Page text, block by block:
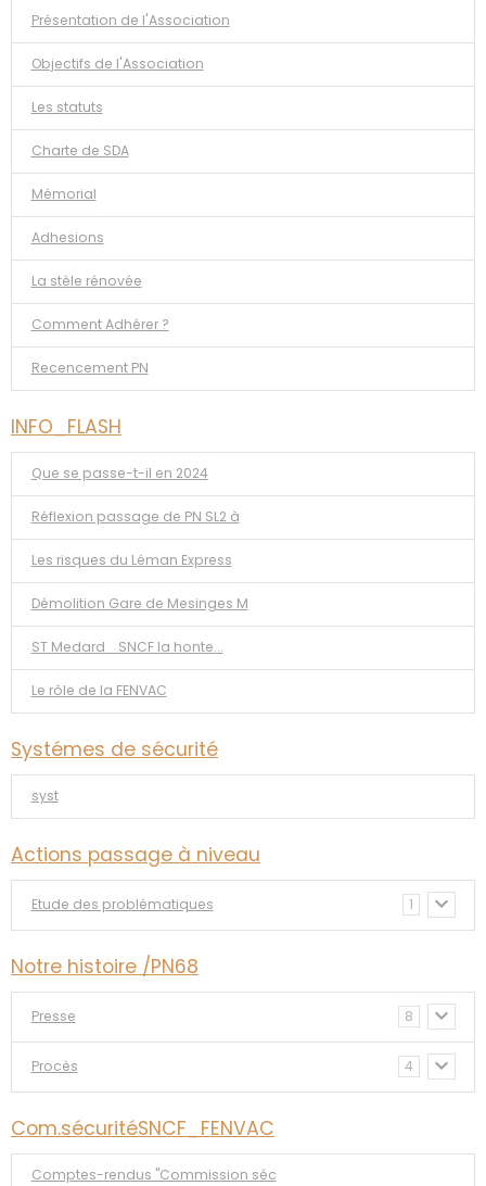
Présentation de l'Association
Objectifs de l'Association
Les statuts
Charte de SDA
Mémorial
Adhesions
La stèle rénovée
Comment Adhérer ?
Recencement PN
INFO_FLASH
Que se passe-t-il en 2024
Réflexion passage de PN SL2 à
Les risques du Léman Express
Démolition Gare de Mesinges M
ST Medard _SNCF la honte...
Le rôle de la FENVAC
Systémes de sécurité
syst
Actions passage à niveau
Etude des problématiques 1
Notre histoire /PN68
Presse 8
Procès 4
Com.sécuritéSNCF_FENVAC
Comptes-rendus "Commission séc